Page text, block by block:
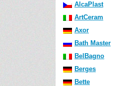
AlcaPlast
ArtCeram
Axor
Bath Master
BelBagno
Berges
Bette